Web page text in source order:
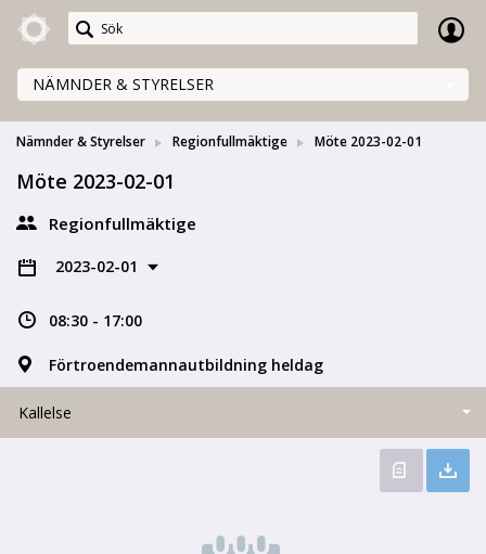
Meetings+
NÄMNDER & STYRELSER
Nämnder & Styrelser Regionfullmäktige Möte 2023-02-01
Möte 2023-02-01
Regionfullmäktige
2023-02-01
08:30 - 17:00
Förtroendemannautbildning heldag
Kallelse